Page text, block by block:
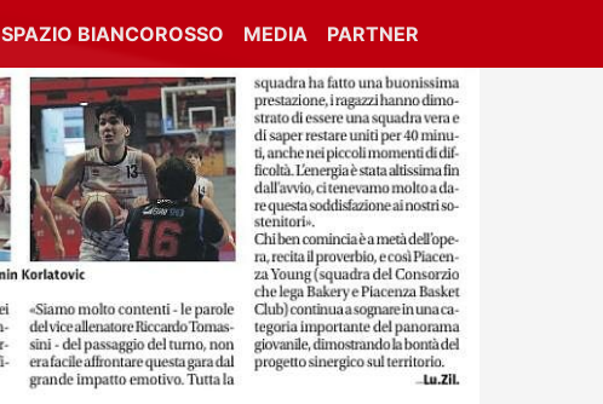
SPAZIO BIANCOROSSO MEDIA PARTNER